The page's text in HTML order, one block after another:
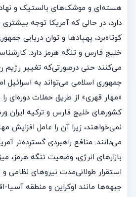
هسته‌ای و موشک‌های بالستیک و
دارد، در حالی که آمریکا توجه
کوتاه‌برد، پهپادها و توان دریایی
خلیج فارس و تنگه هرمز دارد.
می‌کنند حتی درصورتی‌که تغییر
جمهوری اسلامی می‌تواند به اسرائیل
«مهار قهری» از طریق حملات دوره‌ای را
کشورهای خلیج فارس و ترکیه ایران
نمی‌خواهند، زیرا آن را عامل افزایش
می‌دانند. منافع راهبردی گسترده‌تر
بازارهای انرژی، وضعیت تنگه هرمز،
استقرار طولانی‌مدت نیروهای نظامی و
جبهه‌ها مانند اوکراین و منطقه